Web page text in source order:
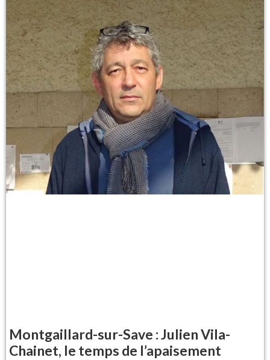
Montgaillard-sur-Save : Julien Vila-
Chainet, le temps de l’apaisement